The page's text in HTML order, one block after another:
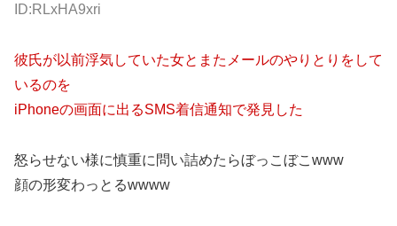
ID:RLxHA9xri
彼氏が以前浮気していた女とまたメールのやりとりをして
いるのを
iPhoneの画面に出るSMS着信通知で発見した
怒らせない様に慎重に問い詰めたらぼっこぼこwww
顔の形変わっとるwwww